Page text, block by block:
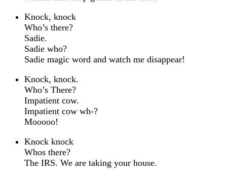
Knock, knock
Who’s there?
Sadie.
Sadie who?
Sadie magic word and watch me disappear!
Knock, knock.
Who’s There?
Impatient cow.
Impatient cow wh-?
Mooooo!
Knock knock
Whos there?
The IRS. We are taking your house.